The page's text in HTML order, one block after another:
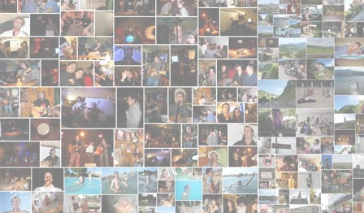
Gros tacos- 2008-06-17 14:20:06
:V) love trunel ! Le 0 c'est parce que Trunel chie
une fan en colère qui éspérait danser encore de
Bicotte- 2008-06-16 15:13:33 - 5/5
Ouah, trop la classe! Je me join à Brad Pitt pour
faire vibrer les oreilles de vos fans! The bicotte of
Brad Pitt- 2008-06-16 14:56:39 - 5/5
Oh yeah you're so good, a model for me
Julibellule- 2008-06-16 12:38:01 - 5/5
Tant qu'il y a du porc, il y a de l'espoir!! Rhonrhon
anonyme- 2008-06-06 00:00:00